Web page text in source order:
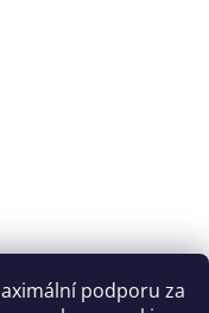
podporu za